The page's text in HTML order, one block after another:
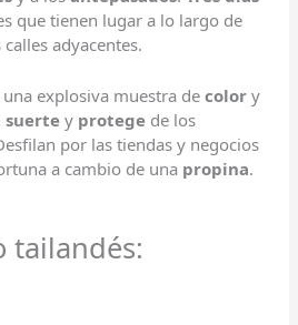
que tienen lugar a lo largo de
calles adyacentes.
una explosiva muestra decolor y
suerte y protege de los
por las tiendas y negocios
a cambio de una propina.
tailandés: